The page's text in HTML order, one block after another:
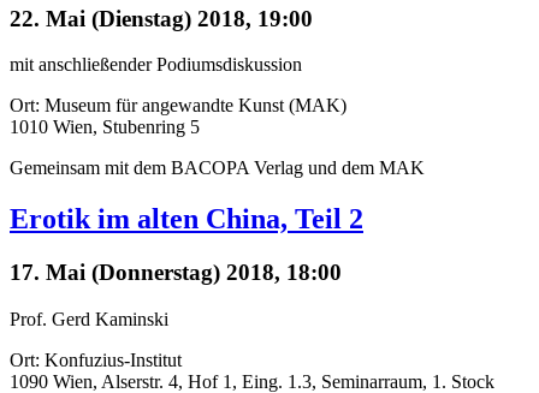
22. Mai (Dienstag) 2018, 19:00
mit anschließender Podiumsdiskussion
Ort: Museum für angewandte Kunst (MAK)
1010 Wien, Stubenring 5
Gemeinsam mit dem BACOPA Verlag und dem MAK
Erotik im alten China, Teil 2
17. Mai (Donnerstag) 2018, 18:00
Prof. Gerd Kaminski
Ort: Konfuzius-Institut
1090 Wien, Alserstr. 4, Hof 1, Eing. 1.3, Seminarraum, 1. Stock